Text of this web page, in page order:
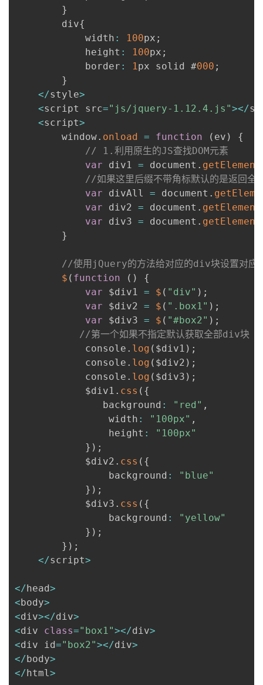
}
        div
{
            width
: 100px ;
            height
: 100px ;
            border
: 1 px solid #000 ;
}
</style>
<script src="js/jquery-1.12.4.js"></
<script>
        window
. onload = function ( ev )
{
// 1.利用原生的JS查找DOM元素
var div1 = document .
//如果这里后缀不带角标默认的是返回全
var divAll = document .
var div2 = document .
var div3 = document .
}
//使用jQuery的方法给对应的div块设置对应
$ ( function ( )
{
var $div1 = $ ( "div" ) ;
var $div2 = $ ( ".box1" ) ;
var $div3 = $ ( "#box2" ) ;
//第一个如果不指定默认获取全部div块
            console
. log ( $div1 ) ;
            console
. log ( $div2 ) ;
            console
. log ( $div3 ) ;
            $div1
. css ( {
               background
: "red" ,
                width
: "100px" ,
                height
:
"100px"
} ) ;
            $div2
. css ( {
                background
:
"blue"
} ) ;
            $div3
. css ( {
                background
:
"yellow"
} ) ;
} ) ;
</script>
</head>
<body>
<div></div>
<div class="box1"></div>
<div id="box2"></div>
</body>
</html >